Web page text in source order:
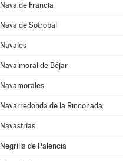
Nava de Francia
Nava de Sotrobal
Navales
Navalmoral de Béjar
Navamorales
Navarredonda de la Rinconada
Navasfrías
Negrilla de Palencia